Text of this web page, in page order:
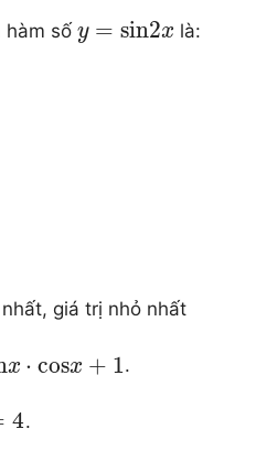
hàm số y = sin2x là:
giá trị nhỏ nhất
x ⋅ cosx + 1.
4.